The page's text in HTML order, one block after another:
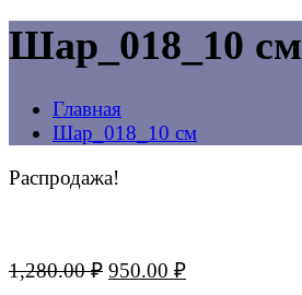
Шар_018_10 см
Главная
Шар_018_10 см
Распродажа!
1,280.00₽ 950.00 ₽